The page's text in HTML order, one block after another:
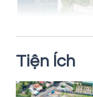
Tiện Ích